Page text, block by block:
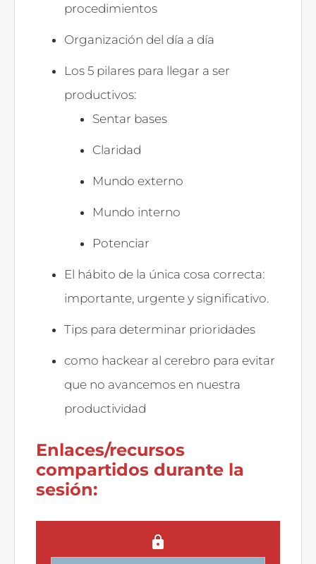
procedimientos
Organización del día a día
Los 5 pilares para llegar a ser
productivos:
Sentar bases
Claridad
Mundo externo
Mundo interno
Potenciar
El hábito de la única cosa correcta:
importante, urgente y significativo.
Tips para determinar prioridades
como hackear al cerebro para evitar
que no avancemos en nuestra
productividad
Enlaces/recursos
compartidos durante la
sesión: